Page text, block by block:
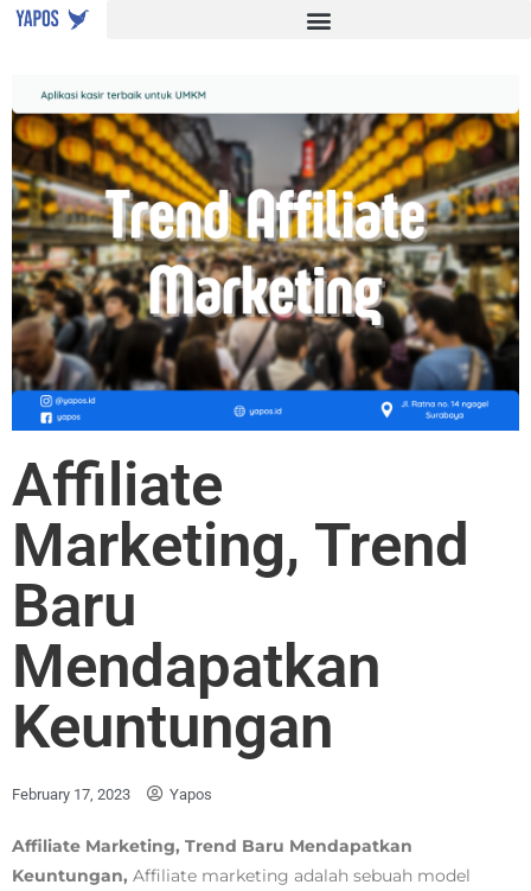
Affiliate
Marketing, Trend
Baru
Mendapatkan
Keuntungan
February 17, 2023 Yapos
Affiliate Marketing, Trend Baru Mendapatkan
Keuntungan, Affiliate marketing adalah sebuah model